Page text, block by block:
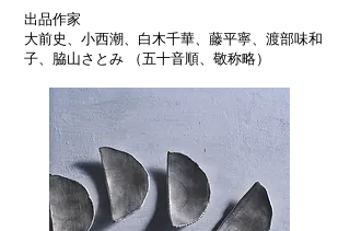
出品作家
大前史、小西潮、白木千華、藤平寧、渡部味和
子、脇山さとみ （五十音順、敬称略）​